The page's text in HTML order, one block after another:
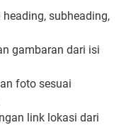
subheading,
gambaran dari isi
foto sesuai
link lokasi dari